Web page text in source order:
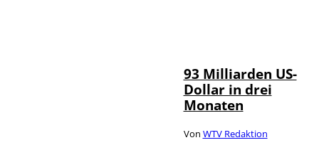
93 Milliarden US-
Dollar in drei
Monaten
Von WTV Redaktion